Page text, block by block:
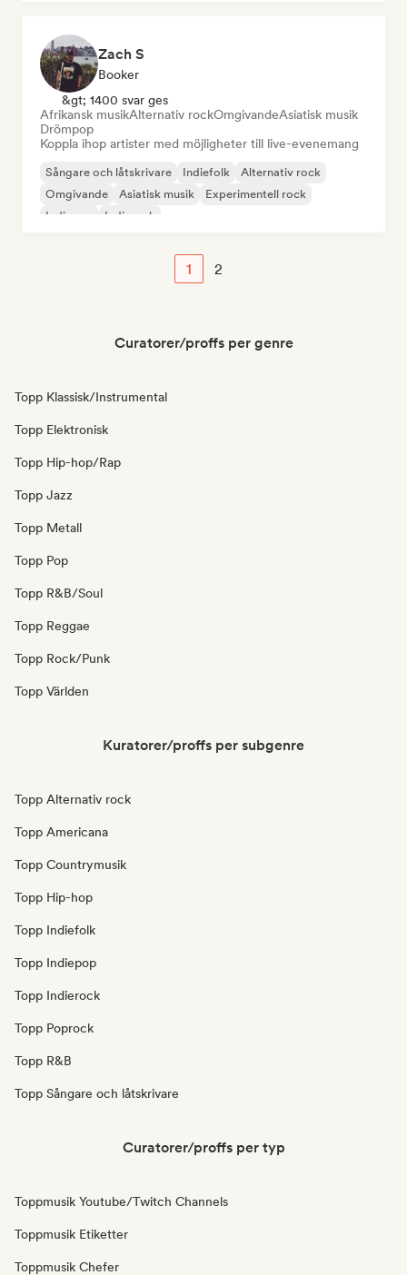
Zach S
Booker
&gt; 1400 svar ges
Afrikansk musikAlternativ rockOmgivandeAsiatisk musik
Drömpop
Koppla ihop artister med möjligheter till live-evenemang
Sångare och låtskrivare Indiefolk
Alternativ rock
Omgivande
Asiatisk musik
Experimentell rock
Indiepop
Indierock
1 2
Curatorer/proffs per genre
Topp Klassisk/Instrumental
Topp Elektronisk
Topp Hip-hop/Rap
Topp Jazz
Topp Metall
Topp Pop
Topp R&B/Soul
Topp Reggae
Topp Rock/Punk
Topp Världen
Kuratorer/proffs per subgenre
Topp Alternativ rock
Topp Americana
Topp Countrymusik
Topp Hip-hop
Topp Indiefolk
Topp Indiepop
Topp Indierock
Topp Poprock
Topp R&B
Topp Sångare och låtskrivare
Curatorer/proffs per typ
Toppmusik Youtube/Twitch Channels
Toppmusik Etiketter
Toppmusik Chefer